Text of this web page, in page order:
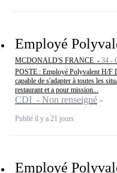
Employé
MCDONALD'S FRANCE - 34 -
POSTE : Employé Polyvalent H/F
capable de s'adapter à toutes les
restaurant et a pour mission...
CDI - Non renseigné
Publié il y a 21 jours
Employé